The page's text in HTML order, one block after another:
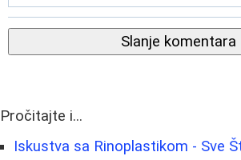
Slanje komentara
Pročitajte i...
Iskustva sa Rinoplastikom - Sve